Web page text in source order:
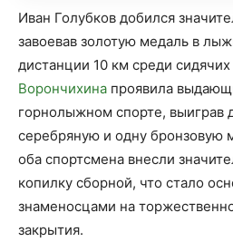
Иван Голубков добился
завоевав золотую медаль в
дистанции 10 км среди
Ворончихина проявила
горнолыжном спорте, выиграв
серебряную и одну бронзовую
оба спортсмена внесли
копилку сборной, что стало
знаменосцами на
закрытия.